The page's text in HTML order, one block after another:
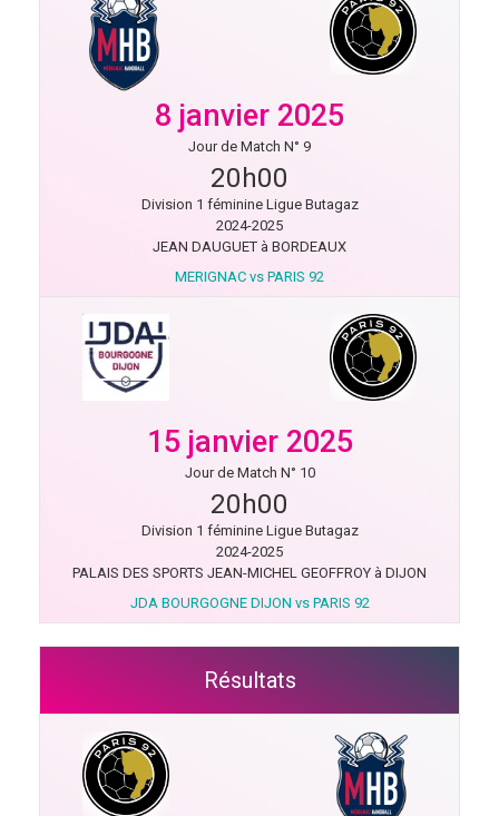
8 janvier 2025
Jour de Match N° 9
20h00
Division 1 féminine Ligue Butagaz
2024-2025
JEAN DAUGUET à BORDEAUX
MERIGNAC vs PARIS 92
15 janvier 2025
Jour de Match N° 10
20h00
Division 1 féminine Ligue Butagaz
2024-2025
PALAIS DES SPORTS JEAN-MICHEL GEOFFROY à DIJON
JDA BOURGOGNE DIJON vs PARIS 92
Résultats